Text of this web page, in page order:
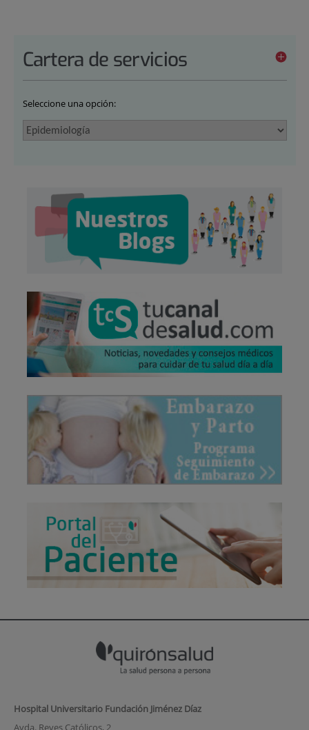
Cartera de servicios
Seleccione una opción:
Hospital Universitario Fundación Jiménez Díaz
Avda. Reyes Católicos, 2